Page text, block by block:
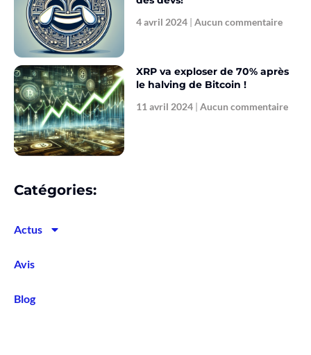
4 avril 2024 Aucun commentaire
XRP va exploser de 70% après
le halving de Bitcoin !
11 avril 2024 Aucun commentaire
Catégories:
Actus
Avis
Blog